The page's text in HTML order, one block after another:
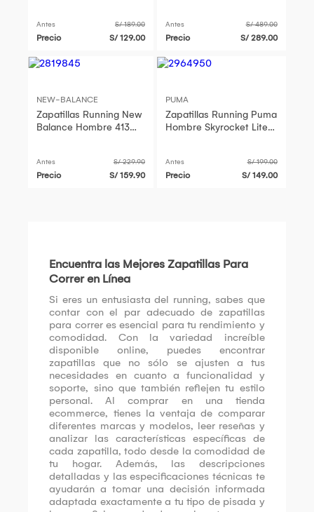
Antes S/ 189.00
Precio S/ 129.00
Antes S/ 489.00
Precio S/ 289.00
NEW-BALANCE
Zapatillas Running New
Balance Hombre 413
Antes S/ 229.90
Precio S/ 159.90
PUMA
Zapatillas Running Puma
Hombre Skyrocket Lite 2
Antes S/ 199.00
Precio S/ 149.00
Encuentra las Mejores Zapatillas Para
Correr en Línea
Si eres un entusiasta del running, sabes que
contar con el par adecuado de zapatillas
para correr es esencial para tu rendimiento y
comodidad. Con la variedad increíble
disponible online, puedes encontrar
zapatillas que no sólo se ajusten a tus
necesidades en cuanto a funcionalidad y
soporte, sino que también reflejen tu estilo
personal. Al comprar en una tienda
ecommerce, tienes la ventaja de comparar
diferentes marcas y modelos, leer reseñas y
analizar las características específicas de
cada zapatilla, todo desde la comodidad de
tu hogar. Además, las descripciones
detalladas y las especificaciones técnicas te
ayudarán a tomar una decisión informada
adaptada exactamente a tu tipo de pisada y